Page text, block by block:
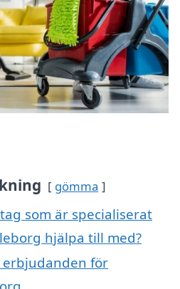
gömma
som är specialiserat
hjälpa till med?
erbjudanden för